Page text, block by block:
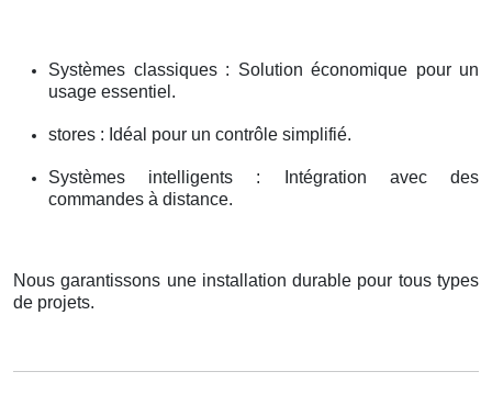
Systèmes classiques : Solution économique pour un
usage essentiel.
stores : Idéal pour un contrôle simplifié.
Systèmes intelligents : Intégration avec des
commandes à distance.
Nous garantissons une installation durable pour tous types
de projets.